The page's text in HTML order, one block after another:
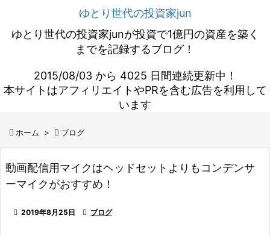
ゆとり世代の投資家jun
ゆとり世代の投資家junが投資で1億円の資産を築く
までを記録するブログ！
2015/08/03 から 4025 日間連続更新中！
本サイトはアフィリエイトやPRを含む広告を利用して
います
 ホーム >  ブログ
動画配信用マイクはヘッドセットよりもコンデンサ
ーマイクがおすすめ！
 2019年8月25日  ブログ